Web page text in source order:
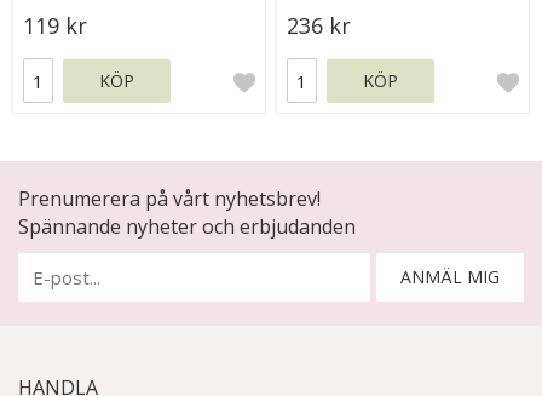
119 kr
KÖP
236 kr
KÖP
Prenumerera på vårt nyhetsbrev!
Spännande nyheter och erbjudanden
ANMÄL MIG
HANDLA